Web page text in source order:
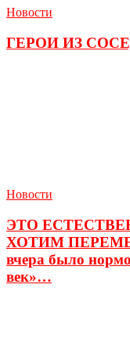
Новости
ГЕРОИ ИЗ
Новости
ЭТО
ХОТИМ
вчера было
век»…